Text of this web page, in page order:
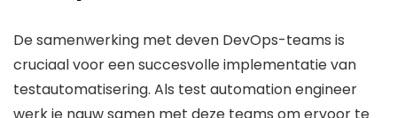
De samenwerking met deven DevOps-teams is
cruciaal voor een succesvolle implementatie van
testautomatisering. Als test automation engineer